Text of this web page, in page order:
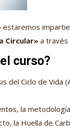
estaremos
Circular» a través
curso?
del Ciclo de
la
la Huella de